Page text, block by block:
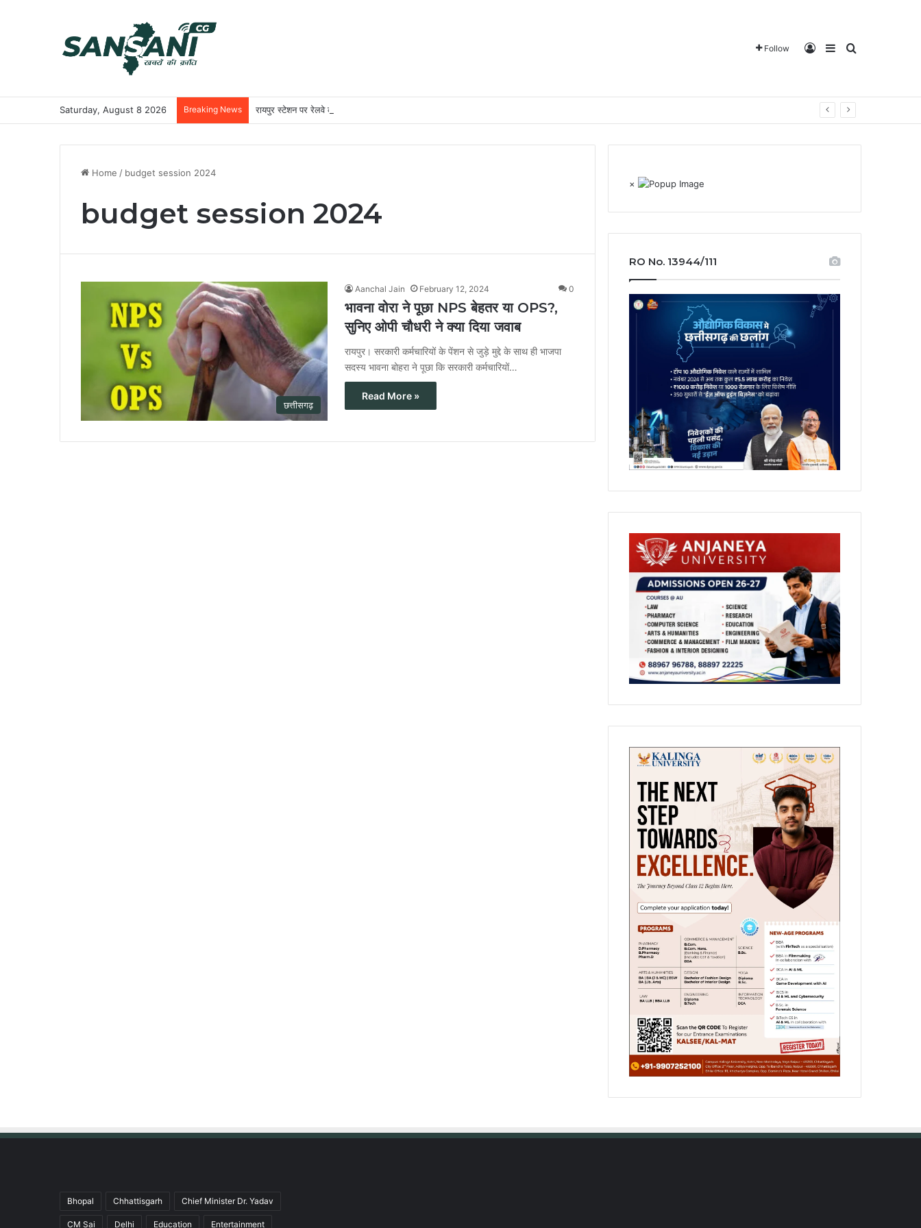
Follow Log InSidebarSearch for
Saturday, August 8 2026 Breaking News रायपुर स्टेशन पर रेलवे कर्मचारियों की तत्परता से यात्री को मिला समय पर उपचार
Home / budget session 2024
budget session 2024
छत्तीसगढ़
Aanchal Jain February 12, 2024 0
भावना वोरा ने पूछा NPS बेहतर या OPS?,
सुनिए ओपी चौधरी ने क्या दिया जवाब
रायपुर। सरकारी कर्मचारियों के पेंशन से जुड़े मुद्दे के साथ ही भाजपा
सदस्य भावना बोहरा ने पूछा कि सरकारी कर्मचारियों…
Read More »
×
RO No. 13944/111
Bhopal Chhattisgarh Chief Minister Dr. Yadav
CM Sai Delhi Education Entertainment